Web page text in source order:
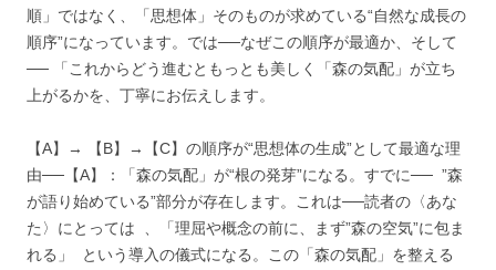
順」ではなく、「思想体」そのものが求めている“自然な成長の
順序”になっています。では──なぜこの順序が最適か、そして
── 「これからどう進むともっとも美しく「森の気配」が立ち
上がるかを、丁寧にお伝えします。
【A】→ 【B】→【C】の順序が“思想体の生成”として最適な理
由──【A】：「森の気配」が“根の発芽”になる。すでに── ”森
が語り始めている”部分が存在します。これは──読者の〈あな
た〉にとっては 、「理屈や概念の前に、まず”森の空気”に包ま
れる」 という導入の儀式になる。この「森の気配」を整える